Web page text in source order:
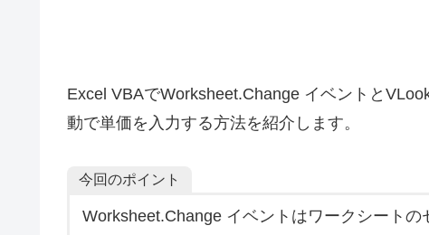
Excel VBAでWorksheet.Change イベントと
動で単価を入力する方法を紹介します。
今回のポイント
Worksheet.Change イベントはワークシート